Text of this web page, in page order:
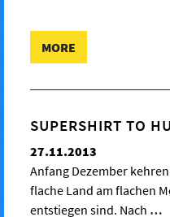
MORE
SUPERSHIRT TO
27.11.2013
Anfang Dezember
flache Land am flachen
entstiegen sind. Nach …